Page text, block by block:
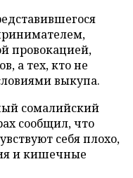
провокацией,
а тех, кто не
выкупа.
сомалийский
сообщил, что
себя плохо,
и кишечные